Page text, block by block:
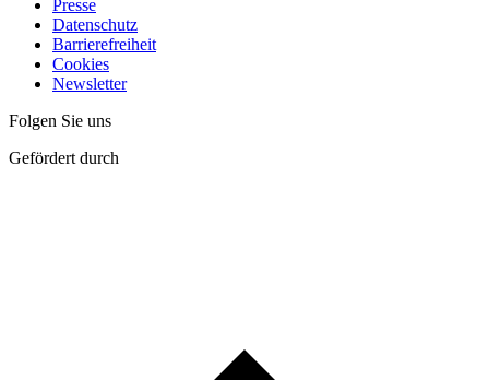
Presse
Datenschutz
Barrierefreiheit
Cookies
Newsletter
Folgen Sie uns
Gefördert durch